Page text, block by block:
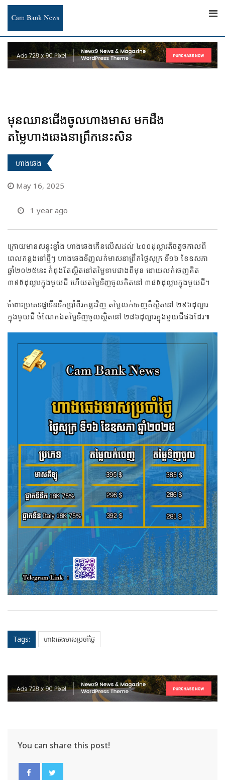
Skip
content
មុនឈានជើងចូលហាងមាស មកដឹង
តម្លៃហាងឆេងនាព្រឹកនេះសិន
ហាងឆេង
May 16, 2025
1 year ago
ក្រោយមានសន្ទុះខ្លាំង ហាងឆេងកើនលើសដល់ ៤០០ដុល្លារតិចតួចកាលពី
ពេលកន្លងទៅថ្មីៗ ហាងឆេងទិញលក់មាសនាព្រឹកថ្ងៃសុក្រ ទី១៦ ខែឧសភា
ឆ្នាំ២០២៥នេះ កំពុងតែស្ថិតនៅតម្លៃទាបជាងពីមុន ដោយលក់ចេញគិត
៣៩៥ដុល្លារក្នុងមួយជី ហើយតម្លៃទិញចូលគិតនៅ ៣៨៥ដុល្លារក្នុងមួយជី។
ចំពោះប្រភេទផ្លាទីនទឹកប្រាំពីរកន្លះវិញ តម្លៃលក់ចេញគឺស្ថិតនៅ ២៩៦ដុល្លារ
ក្នុងមួយជី​ ចំណែកឯតម្លៃទិញចូលស្ថិតនៅ ២៨៦ដុល្លារក្នុងមួយជីផងដែរ៕
Tags: ហាងឆេងមាសប្រចាំថ្ងៃ
You can share this post!